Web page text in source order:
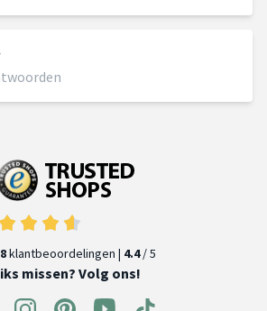
klantbeoordelingen | 4.4/ 5
missen? Volg ons!